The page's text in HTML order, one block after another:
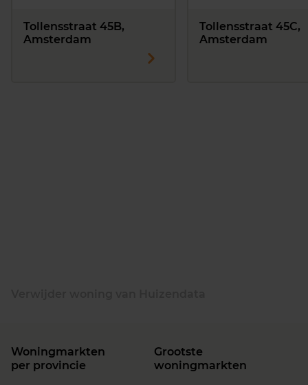
Tollensstraat 45B,
Amsterdam
Tollensstraat 45C,
Amsterdam
Woningmarkten
per provincie
Grootste
woningmarkten